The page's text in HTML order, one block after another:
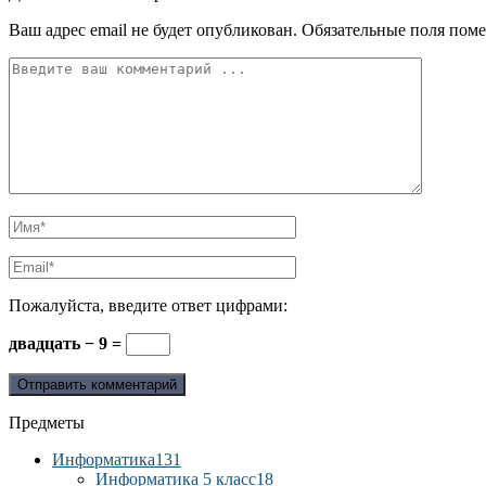
Ваш адрес email не будет опубликован. Обязательные поля
Пожалуйста, введите ответ цифрами:
двадцать − 9 =
Предметы
Информатика131
Информатика 5 класс18